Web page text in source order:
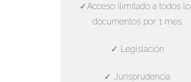
✓Acceso ilimitado a todos
documentos por 1 mes
✓ Legislación
✓ Jurisprudencia